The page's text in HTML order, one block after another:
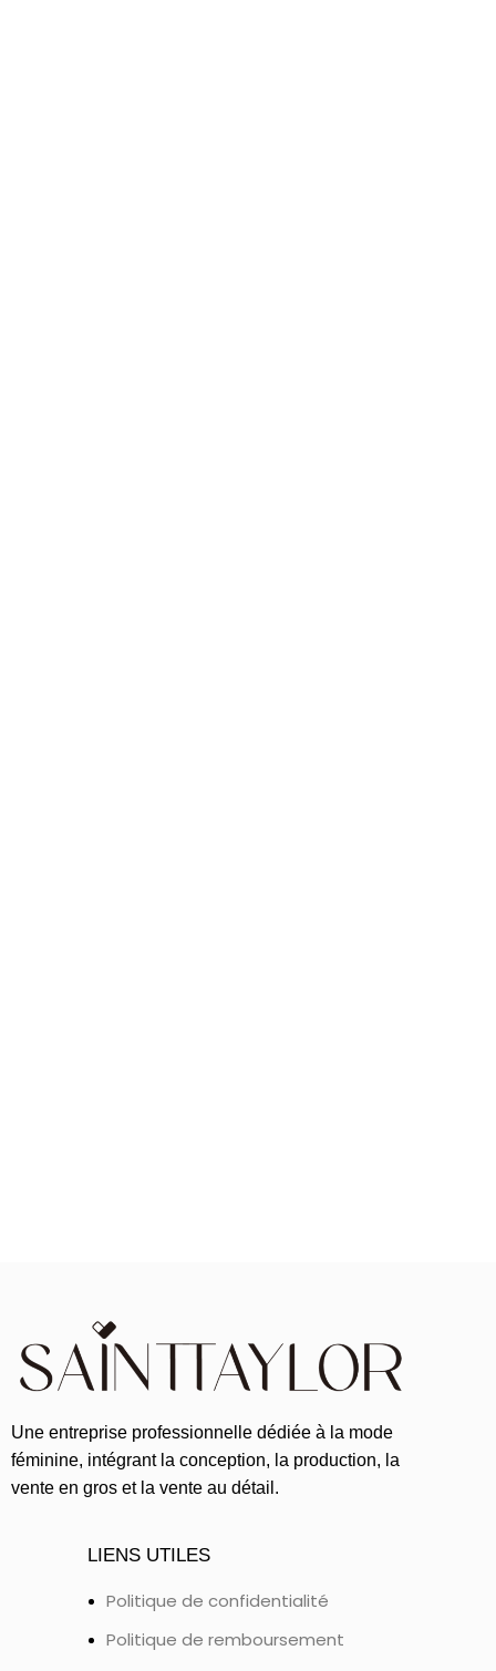
Une entreprise professionnelle dédiée à la mode
féminine, intégrant la conception, la production, la
vente en gros et la vente au détail.
LIENS UTILES
Politique de confidentialité
Politique de remboursement